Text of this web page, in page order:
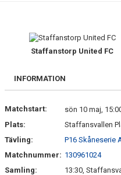
KONTAKTStaffanstorp United FC
INFORMATION
Matchstart:
sön 10 maj,
Plats:
Staffansvallen
Tävling:
P16 Skåneserie
Matchnummer: 130961024
Samling:
13:30,